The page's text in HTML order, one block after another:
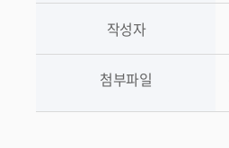
작성자
첨부파일